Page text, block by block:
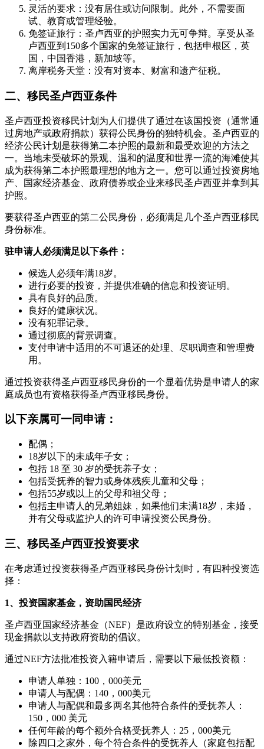
灵活的要求：没有居住或访问限制。此外，不需要面
试、教育或管理经验。
免签证旅行：圣卢西亚的护照实力无可争辩。享受从圣
卢西亚到150多个国家的免签证旅行，包括申根区，英
国，中国香港，新加坡等。
离岸税务天堂：没有对资本、财富和遗产征税。
二、移民圣卢西亚条件
圣卢西亚投资移民计划为人们提供了通过在该国投资（通常通
过房地产或政府捐款）获得公民身份的独特机会。圣卢西亚的
经济公民计划是获得第二本护照的最新和最受欢迎的方法之
一。当地未受破坏的景观、温和的温度和世界一流的海滩使其
成为获得第二本护照最理想的地方之一。您可以通过投资房地
产、国家经济基金、政府债券或企业来移民圣卢西亚并拿到其
护照。
要获得圣卢西亚的第二公民身份，必须满足几个圣卢西亚移民
身份标准。
驻申请人必须满足以下条件：
候选人必须年满18岁。
进行必要的投资，并提供准确的信息和投资证明。
具有良好的品质。
良好的健康状况。
没有犯罪记录。
通过彻底的背景调查。
支付申请中适用的不可退还的处理、尽职调查和管理费
用。
通过投资获得圣卢西亚移民身份的一个显着优势是申请人的家
庭成员也有资格获得圣卢西亚移民身份。
以下亲属可一同申请：
配偶；
18岁以下的未成年子女；
包括 18 至 30 岁的受抚养子女；
包括受抚养的智力或身体残疾儿童和父母；
包括55岁或以上的父母和祖父母；
包括主申请人的兄弟姐妹，如果他们未满18岁，未婚，
并有父母或监护人的许可申请投资公民身份。
三、移民圣卢西亚投资要求
在考虑通过投资获得圣卢西亚移民身份计划时，有四种投资选
择：
1、投资国家基金，资助国民经济
圣卢西亚国家经济基金（NEF）是政府设立的特别基金，接受
现金捐款以支持政府资助的倡议。
通过NEF方法批准投资入籍申请后，需要以下最低投资额：
申请人单独：100，000美元
申请人与配偶：140，000美元
申请人与配偶和最多两名其他符合条件的受抚养人：
150，000 美元
任何年龄的每个额外合格受抚养人：25，000美元
除四口之家外，每个符合条件的受抚养人（家庭包括配